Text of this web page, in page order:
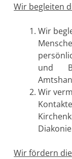
Wir begleiten
Wir
und
Wir
Wir fördern